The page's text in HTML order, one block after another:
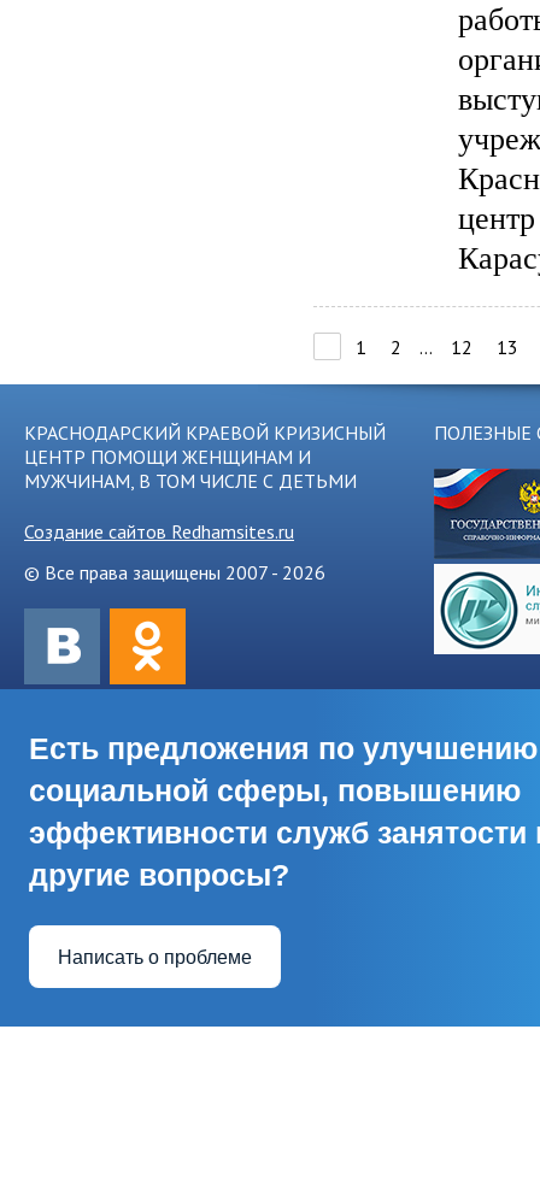
1 2 ... 12 13
КРАСНОДАРСКИЙ КРАЕВОЙ КРИЗИСНЫЙ
ЦЕНТР ПОМОЩИ ЖЕНЩИНАМ И
МУЖЧИНАМ, В ТОМ ЧИСЛЕ С ДЕТЬМИ
Создание сайтов Redhamsites.ru
© Все права защищены 2007 - 2026
ПОЛЕЗНЫЕ
Есть предложения по улучшению
социальной сферы, повышению
эффективности служб занятости
другие вопросы?
Написать о проблеме